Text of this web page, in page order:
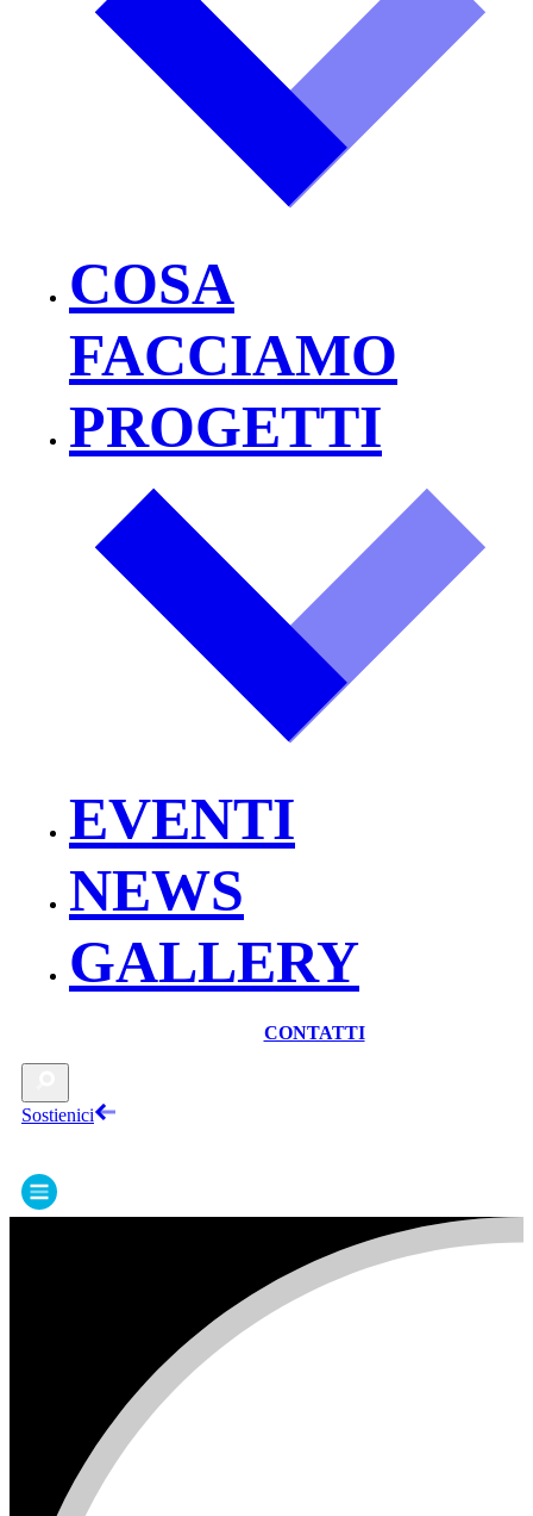
COSA
FACCIAMO
PROGETTI
EVENTI
NEWS
GALLERY
CONTATTI
Sostienici